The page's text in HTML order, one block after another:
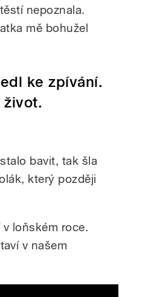
nepoznala.
mě bohužel
ke zpívání.
život.
bavit, tak šla
který později
loňském roce.
v našem